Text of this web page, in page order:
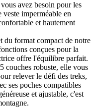
avez besoin pour les
veste imperméable en
et hautement
du format compact de notre
conçues pour la
offre l'équilibre parfait.
couches robuste, elle vous
relever le défi des treks,
ses poches compatibles
et ajustable, c'est